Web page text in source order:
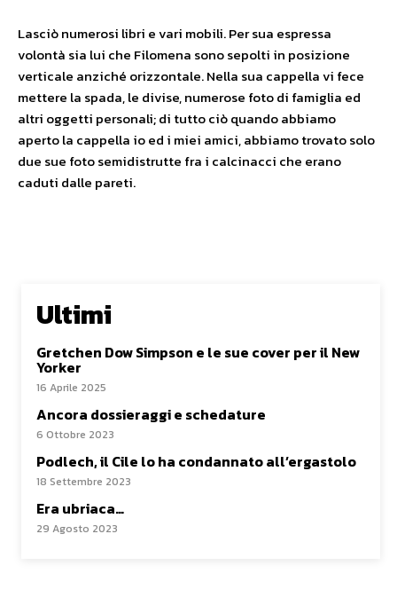
Lasciò numerosi libri e vari mobili. Per sua espressa
volontà sia lui che Filomena sono sepolti in posizione
verticale anziché orizzontale. Nella sua cappella vi fece
mettere la spada, le divise, numerose foto di famiglia ed
altri oggetti personali; di tutto ciò quando abbiamo
aperto la cappella io ed i miei amici, abbiamo trovato solo
due sue foto semidistrutte fra i calcinacci che erano
caduti dalle pareti.
Ultimi
Gretchen Dow Simpson e le sue cover per il New
Yorker
16 Aprile 2025
Ancora dossieraggi e schedature
6 Ottobre 2023
Podlech, il Cile lo ha condannato all’ergastolo
18 Settembre 2023
Era ubriaca…
29 Agosto 2023